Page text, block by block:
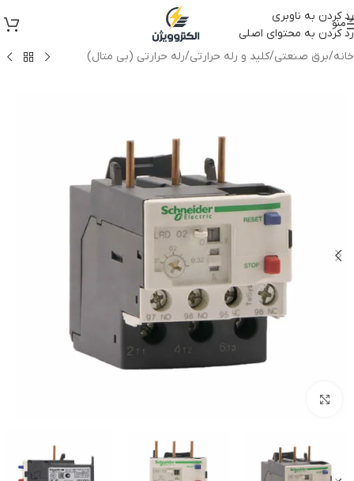
رد کردن به ناوبری
رد کردن به محتوای اصلی
منو
خانه/برق صنعتی/کلید و رله حرارتی/رله حرارتی (بی متال)